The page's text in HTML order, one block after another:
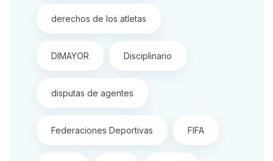
derechos de los atletas
DIMAYOR Disciplinario
disputas de agentes
Federaciones Deportivas FIFA